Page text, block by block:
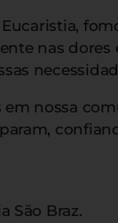
nas dores
nossa
São Braz.